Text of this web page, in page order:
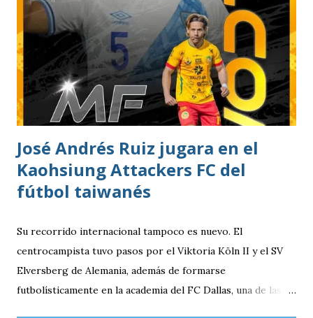
y fecha de nacimiento: Barberena, Santa Rosa, 29 de julio
1996 Posición: Volante por derecha Peso: 143 libras
Estatura: 1.75 metros Equipo: Cruz Azul de Segunda
División de México Estudios: Quinto bachillerato en México
via. luchosolares.blogspot.com
José Andrés Ruiz jugara en el
Kaohsiung Attackers FC del
fútbol taiwanés
Su recorrido internacional tampoco es nuevo. El
centrocampista tuvo pasos por el Viktoria Köln II y el SV
Elversberg de Alemania, además de formarse
futbolísticamente en la academia del FC Dallas, una de las